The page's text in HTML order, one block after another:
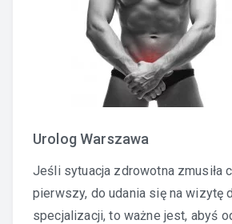
Urolog Warszawa
Jeśli sytuacja zdrowotna zmusiła
pierwszy, do udania się na wizytę
specjalizacji, to ważne jest, abyś